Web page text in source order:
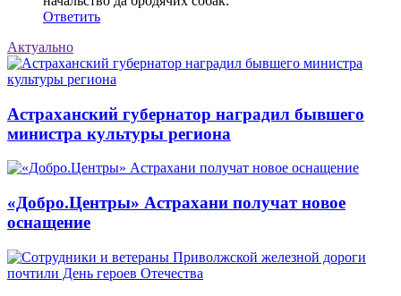
Ответить
Актуально
Астраханский губернатор наградил бывшего
министра культуры региона
«Добро.Центры» Астрахани получат новое
оснащение